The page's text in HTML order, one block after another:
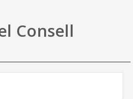
Ajuda
Consell